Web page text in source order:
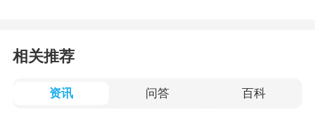
相关推荐
资讯 问答 百科